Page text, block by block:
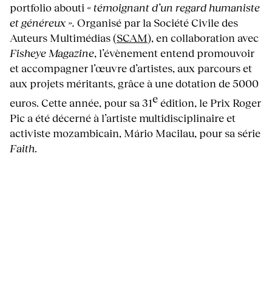
portfolio abouti « témoignant d’un regard humaniste
et généreux ». Organisé par la Société Civile des
Auteurs Multimédias (SCAM), en collaboration avec
Fisheye Magazine, l’évènement entend promouvoir
et accompagner l’œuvre d’artistes, aux parcours et
aux projets méritants, grâce à une dotation de 5000
euros. Cette année, pour sa 31eédition, le Prix Roger
Pic a été décerné à l’artiste multidisciplinaire et
activiste mozambicain, Mário Macilau, pour sa série
Faith.